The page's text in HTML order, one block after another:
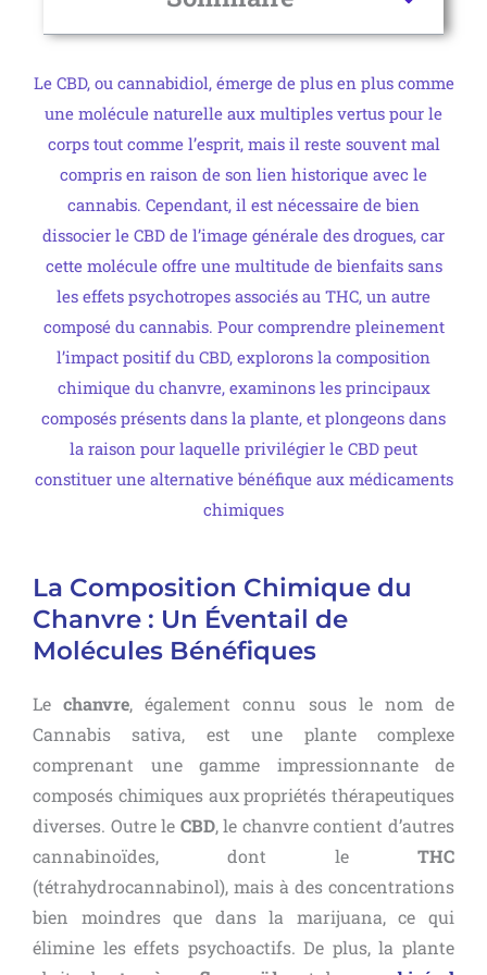
Le CBD, ou cannabidiol, émerge de plus en plus comme
une molécule naturelle aux multiples vertus pour le
corps tout comme l’esprit, mais il reste souvent mal
compris en raison de son lien historique avec le
cannabis. Cependant, il est nécessaire de bien
dissocier le CBD de l’image générale des drogues, car
cette molécule offre une multitude de bienfaits sans
les effets psychotropes associés au THC, un autre
composé du cannabis. Pour comprendre pleinement
l’impact positif du CBD, explorons la composition
chimique du chanvre, examinons les principaux
composés présents dans la plante, et plongeons dans
la raison pour laquelle privilégier le CBD peut
constituer une alternative bénéfique aux médicaments
chimiques
La Composition Chimique du
Chanvre : Un Éventail de
Molécules Bénéfiques
Lechanvre, également connu sous le nom de
Cannabis sativa, est une plante complexe
comprenant une gamme impressionnante de
composés chimiques aux propriétés thérapeutiques
diverses. Outre le CBD, le chanvre contient d’autres
cannabinoïdes, dont le THC
(tétrahydrocannabinol), mais à des concentrations
bien moindres que dans la marijuana, ce qui
élimine les effets psychoactifs. De plus, la plante